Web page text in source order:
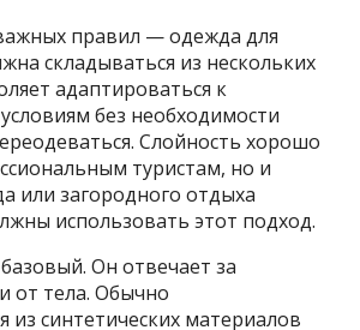
правил — одежда для
складываться из нескольких
адаптироваться к
без необходимости
Слойность хорошо
туристам, но и
или загородного отдыха
использовать этот подход.
Он отвечает за
от тела. Обычно
из синтетических материалов